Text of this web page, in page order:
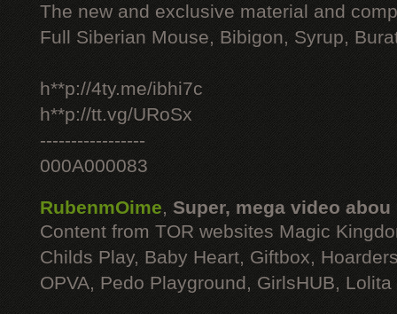
The new and exclusive material and
Full Siberian Mouse, Bibigon, Syrup,
h**p://4ty.me/ibhi7c
h**p://tt.vg/URoSx
-----------------
000A000083
RubenmOime, Super, mega video abou
Content from TOR websites Magic
Childs Play, Baby Heart, Giftbox,
OPVA, Pedo Playground, GirlsHUB, Lolita